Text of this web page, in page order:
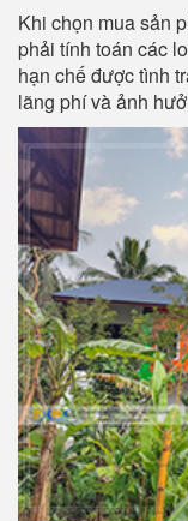
Khi chọn mua sản
phải tính toán các
hạn chế được tình
lãng phí và ảnh